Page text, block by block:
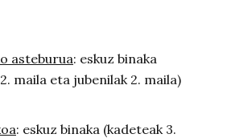
asteburua: eskuz binaka
maila eta jubenilak 2. maila)
: eskuz binaka (kadeteak 3.